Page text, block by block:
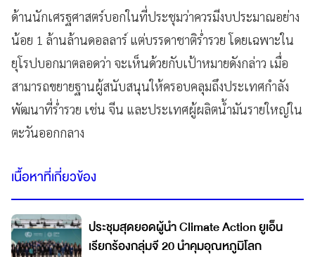
ด้านนักเศรฐศาสตร์บอกในที่ประชุมว่าควรมีงบประมาณอย่าง
น้อย 1 ล้านล้านดอลลาร์ แต่บรรดาชาติร่ำรวย โดยเฉพาะใน
ยุโรปบอกมาตลอดว่า จะเห็นด้วยกับเป้าหมายดังกล่าว เมื่อ
สามารถขยายฐานผู้สนับสนุนให้ครอบคลุมถึงประเทศกำลัง
พัฒนาที่ร่ำรวย เช่น จีน และประเทศผู้ผลิตน้ำมันรายใหญ่ใน
ตะวันออกกลาง
เนื้อหาที่เกี่ยวข้อง
ประชุมสุดยอดผู้นำ Climate Action ยูเอ็น
เรียกร้องกลุ่มจี 20 นำคุมอุณหภูมิโลก